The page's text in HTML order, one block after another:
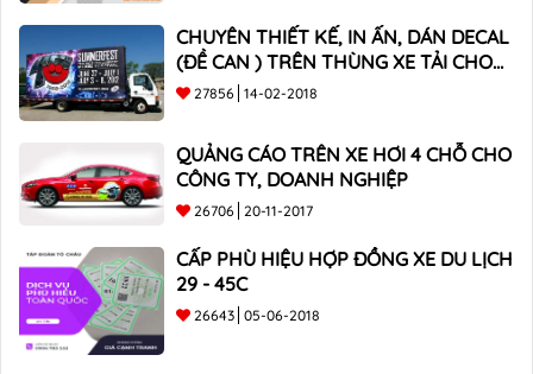
CHUYÊN THIẾT KẾ, IN ẤN, DÁN DECAL
(ĐỀ CAN ) TRÊN THÙNG XE TẢI CHO
CÔNG TY
27856 14-02-2018
QUẢNG CÁO TRÊN XE HƠI 4 CHỖ CHO
CÔNG TY, DOANH NGHIỆP
26706 20-11-2017
CẤP PHÙ HIỆU HỢP ĐỒNG XE DU LỊCH
29 - 45C
26643 05-06-2018